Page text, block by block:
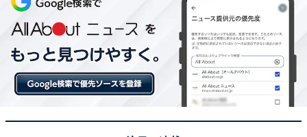
繋いでいく」を意味しています。
ペチュニアやネモフィラ、マリーゴールドなど約20種
類、2万3千鉢の明るく鮮やかな春の花が、華やかな空間
を演出します。